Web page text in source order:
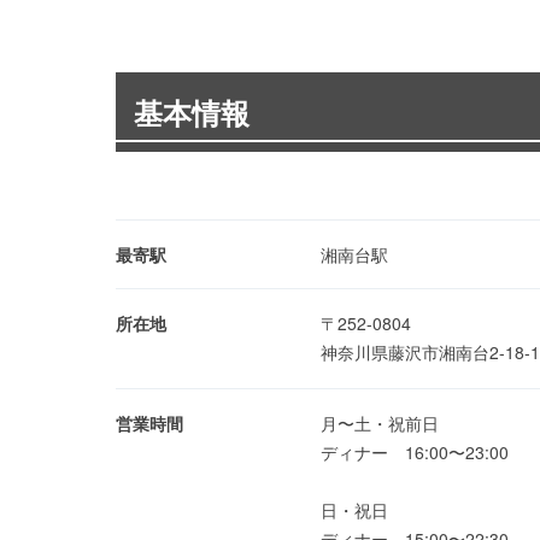
基本情報
最寄駅 湘南台駅
所在地
〒252-0804
神奈川県藤沢市湘南台2-18-
営業時間
月〜土・祝前日
ディナー 16:00〜23:00
日・祝日